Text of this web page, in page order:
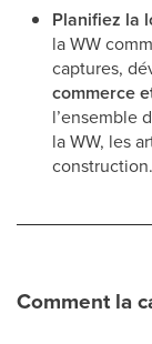
Planifiez la
la WW
captures,
commerce
l’ensemble
la WW, les
construction.
Comment la